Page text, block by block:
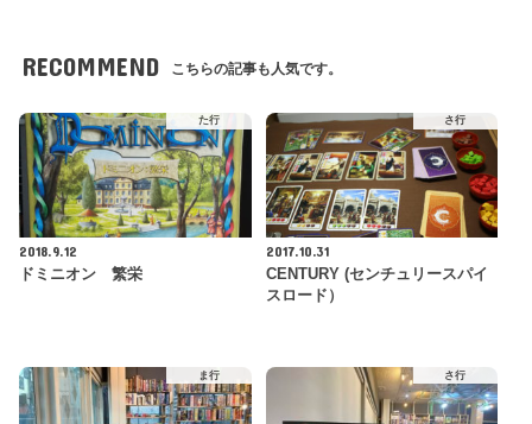
RECOMMEND こちらの記事も人気です。
た行
2018.9.12
ドミニオン 繁栄
さ行
2017.10.31
CENTURY (センチュリースパイ
スロード）
ま行 さ行